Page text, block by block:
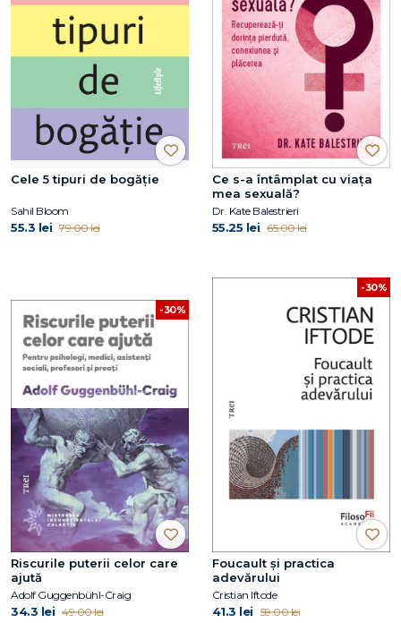
Cele 5 tipuri de bogăție
Sahil Bloom
55.3 lei 79.00 lei
Ce s-a întâmplat cu viața
mea sexuală?
Dr. Kate Balestrieri
55.25 lei 65.00 lei
-30%
Riscurile puterii celor care
ajută
Adolf Guggenbühl-Craig
34.3 lei 49.00 lei
-30%
Foucault și practica
adevărului
Cristian Iftode
41.3 lei 59.00 lei